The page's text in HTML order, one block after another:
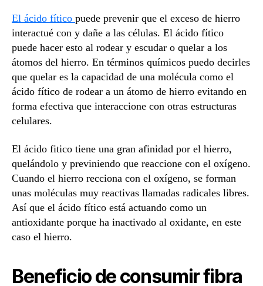
El ácido fítico puede prevenir que el exceso de hierro
interactué con y dañe a las células. El ácido fítico
puede hacer esto al rodear y escudar o quelar a los
átomos del hierro. En términos químicos puedo decirles
que quelar es la capacidad de una molécula como el
ácido fítico de rodear a un átomo de hierro evitando en
forma efectiva que interaccione con otras estructuras
celulares.
El ácido fitico tiene una gran afinidad por el hierro,
quelándolo y previniendo que reaccione con el oxígeno.
Cuando el hierro recciona con el oxígeno, se forman
unas moléculas muy reactivas llamadas radicales libres.
Así que el ácido fítico está actuando como un
antioxidante porque ha inactivado al oxidante, en este
caso el hierro.
Beneficio de consumir fibra